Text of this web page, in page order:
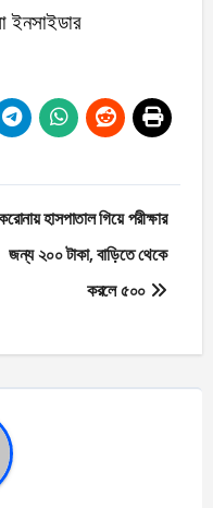
ইনসাইডার
হাসপাতাল গিয়ে পরীক্ষার
জন্য ২০০ টাকা, বাড়িতে থেকে
করলে ৫০০